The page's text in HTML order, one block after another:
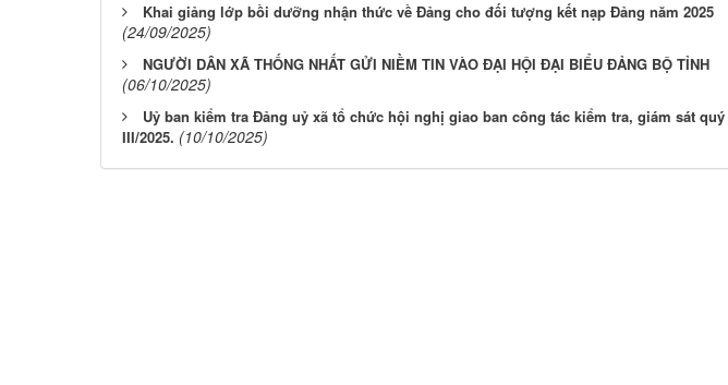
Khai giảng lớp bồi dưỡng nhận thức về Đảng cho đối tượng kết nạp Đảng năm 2025
(24/09/2025)
NGƯỜI DÂN XÃ THỐNG NHẤT GỬI NIỀM TIN VÀO ĐẠI HỘI ĐẠI BIỂU ĐẢNG BỘ TỈNH
(06/10/2025)
Uỷ ban kiểm tra Đảng uỷ xã tổ chức hội nghị giao ban công tác kiểm tra, giám sát quý
III/2025. (10/10/2025)